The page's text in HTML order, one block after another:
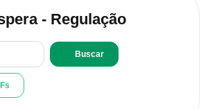
- Regulação
Buscar